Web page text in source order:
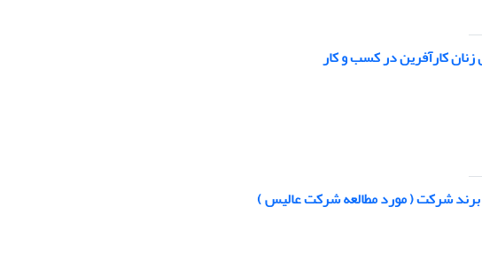
زنان کارآفرین در کسب و کار
شرکت ( مورد مطالعه شرکت عالیس )